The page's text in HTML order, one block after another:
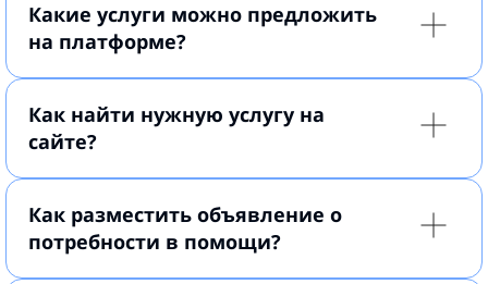
Какие услуги можно предложить
на платформе?
Как найти нужную услугу на
сайте?
Как разместить объявление о
потребности в помощи?